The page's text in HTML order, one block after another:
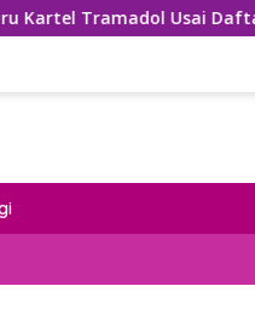
Usai Daftar Nama